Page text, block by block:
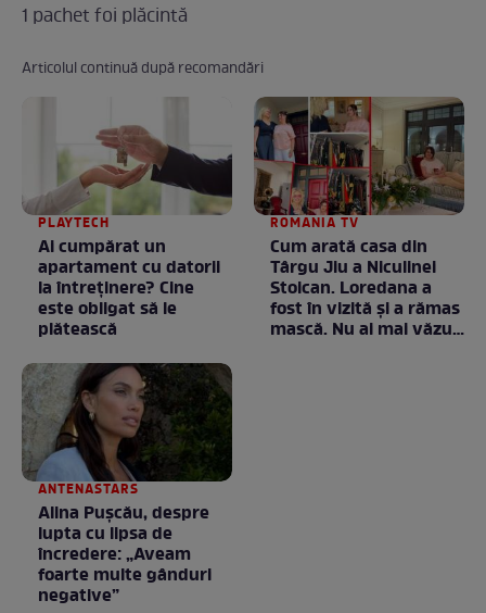
1 pachet foi plăcintă
Articolul continuă după recomandări
PLAYTECH
Ai cumpărat un
apartament cu datorii
la întreținere? Cine
este obligat să le
plătească
ROMANIA TV
Cum arată casa din
Târgu Jiu a Niculinei
Stoican. Loredana a
fost în vizită și a rămas
mască. Nu ai mai văzut
ANTENASTARS
Alina Pușcău, despre
lupta cu lipsa de
încredere: „Aveam
foarte multe gânduri
negative”